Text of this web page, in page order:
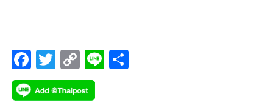
F
ac
e
T
wi
tt
C
o
p
Li